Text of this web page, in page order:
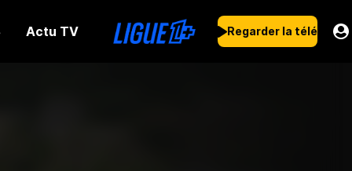
Actu TV Regarder la télé